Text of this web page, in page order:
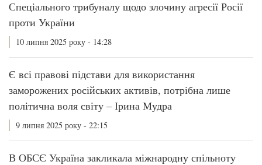
Спеціального трибуналу щодо злочину агресії Росії
проти України
10 липня 2025 року - 14:28
Є всі правові підстави для використання
заморожених російських активів, потрібна лише
політична воля світу – Ірина Мудра
9 липня 2025 року - 22:15
В ОБСЄ Україна закликала міжнародну спільноту